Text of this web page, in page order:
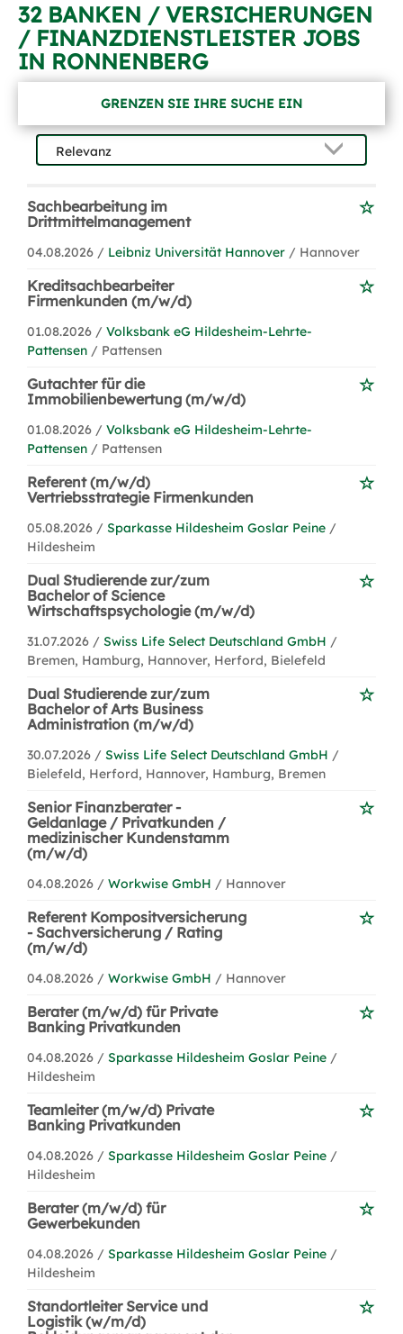
32 BANKEN / VERSICHERUNGEN
/ FINANZDIENSTLEISTER JOBS
IN RONNENBERG
GRENZEN SIE IHRE SUCHE EIN
Sachbearbeitung im
Drittmittelmanagement
04.08.2026 / Leibniz Universität Hannover / Hannover
Kreditsachbearbeiter
Firmenkunden (m/w/d)
01.08.2026 / Volksbank eG Hildesheim-Lehrte-
Pattensen / Pattensen
Gutachter für die
Immobilienbewertung (m/w/d)
01.08.2026 / Volksbank eG Hildesheim-Lehrte-
Pattensen / Pattensen
Referent (m/w/d)
Vertriebsstrategie Firmenkunden
05.08.2026 / Sparkasse Hildesheim Goslar Peine /
Hildesheim
Dual Studierende zur/zum
Bachelor of Science
Wirtschaftspsychologie (m/w/d)
31.07.2026 / Swiss Life Select Deutschland GmbH /
Bremen, Hamburg, Hannover, Herford, Bielefeld
Dual Studierende zur/zum
Bachelor of Arts Business
Administration (m/w/d)
30.07.2026 / Swiss Life Select Deutschland GmbH /
Bielefeld, Herford, Hannover, Hamburg, Bremen
Senior Finanzberater -
Geldanlage / Privatkunden /
medizinischer Kundenstamm
(m/w/d)
04.08.2026 / Workwise GmbH / Hannover
Referent Kompositversicherung
- Sachversicherung / Rating
(m/w/d)
04.08.2026 / Workwise GmbH / Hannover
Berater (m/w/d) für Private
Banking Privatkunden
04.08.2026 / Sparkasse Hildesheim Goslar Peine /
Hildesheim
Teamleiter (m/w/d) Private
Banking Privatkunden
04.08.2026 / Sparkasse Hildesheim Goslar Peine /
Hildesheim
Berater (m/w/d) für
Gewerbekunden
04.08.2026 / Sparkasse Hildesheim Goslar Peine /
Hildesheim
Standortleiter Service und
Logistik (w/m/d)